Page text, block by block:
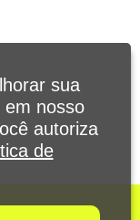
sua
em nosso
autoriza
de